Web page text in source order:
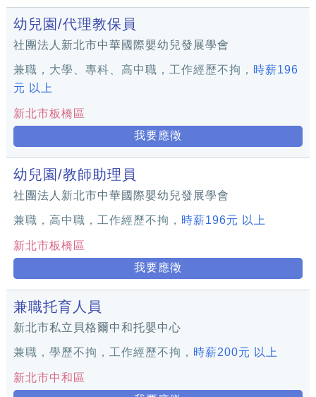
幼兒園/代理教保員
社團法人新北市中華國際嬰幼兒發展學會
兼職，大學、專科、高中職，工作經歷不拘， 時薪196
元 以上
新北市板橋區
我要應徵
幼兒園/教師助理員
社團法人新北市中華國際嬰幼兒發展學會
兼職，高中職，工作經歷不拘， 時薪196元 以上
新北市板橋區
我要應徵
兼職托育人員
新北市私立貝格爾中和托嬰中心
兼職，學歷不拘，工作經歷不拘， 時薪200元 以上
新北市中和區